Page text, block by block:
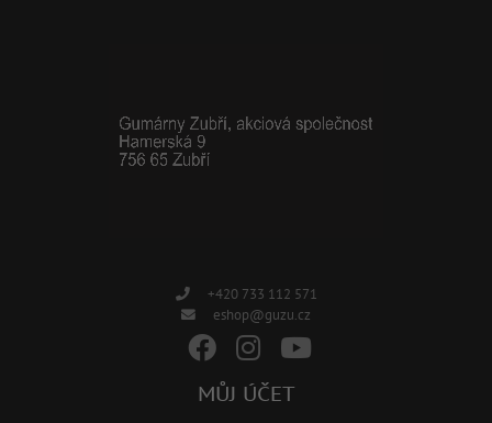
+420 733 112 571
eshop@guzu.cz
MŮJ ÚČET